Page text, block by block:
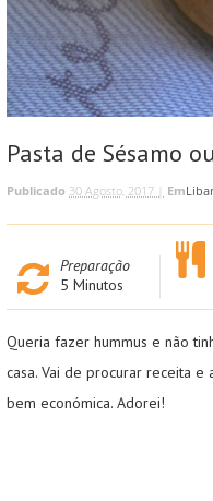
Pasta de Sésamo
Publicado 30 Agosto, 2017 | Em
Preparação
5 Minutos
Queria fazer hummus e não
casa. Vai de procurar receita e
bem económica. Adorei!